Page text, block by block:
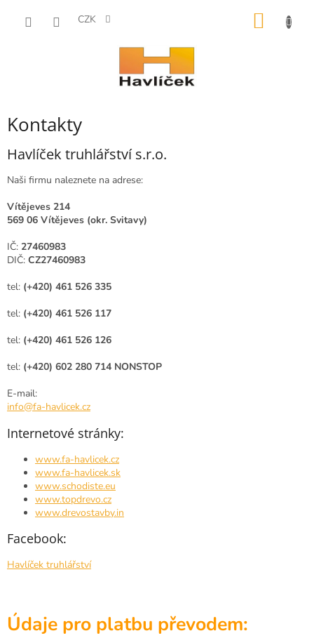
CZK
Kontakty
Havlíček truhlářství s.r.o.
Naši firmu naleznete na adrese:
Vítějeves 214
569 06 Vítějeves (okr. Svitavy)
IČ: 27460983
DIČ: CZ27460983
tel: (+420) 461 526 335
tel: (+420) 461 526 117
tel: (+420) 461 526 126
tel: (+420) 602 280 714 NONSTOP
E-mail:
info@fa-havlicek.cz
Internetové stránky:
www.fa-havlicek.cz
www.fa-havlicek.sk
www.schodiste.eu
www.topdrevo.cz
www.drevostavby.in
Facebook:
Havlíček truhlářství
Údaje pro platbu převodem: